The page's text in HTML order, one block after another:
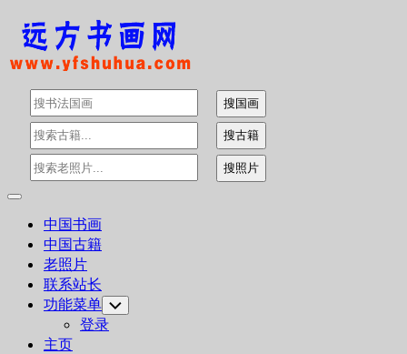
Skip
content
Expand
中国书画
中国古籍
老照片
联系站长
功能菜单 Toggle
Child
Menu
登录
主页